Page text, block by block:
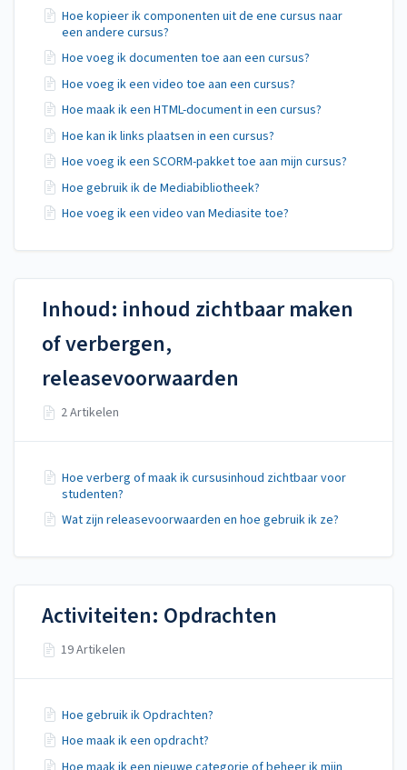
Hoe kopieer ik componenten uit de ene cursus naar
een andere cursus?
Hoe voeg ik documenten toe aan een cursus?
Hoe voeg ik een video toe aan een cursus?
Hoe maak ik een HTML-document in een cursus?
Hoe kan ik links plaatsen in een cursus?
Hoe voeg ik een SCORM-pakket toe aan mijn cursus?
Hoe gebruik ik de Mediabibliotheek?
Hoe voeg ik een video van Mediasite toe?
Inhoud: inhoud zichtbaar maken
of verbergen,
releasevoorwaarden
2 Artikelen
Hoe verberg of maak ik cursusinhoud zichtbaar voor
studenten?
Wat zijn releasevoorwaarden en hoe gebruik ik ze?
Activiteiten: Opdrachten
19 Artikelen
Hoe gebruik ik Opdrachten?
Hoe maak ik een opdracht?